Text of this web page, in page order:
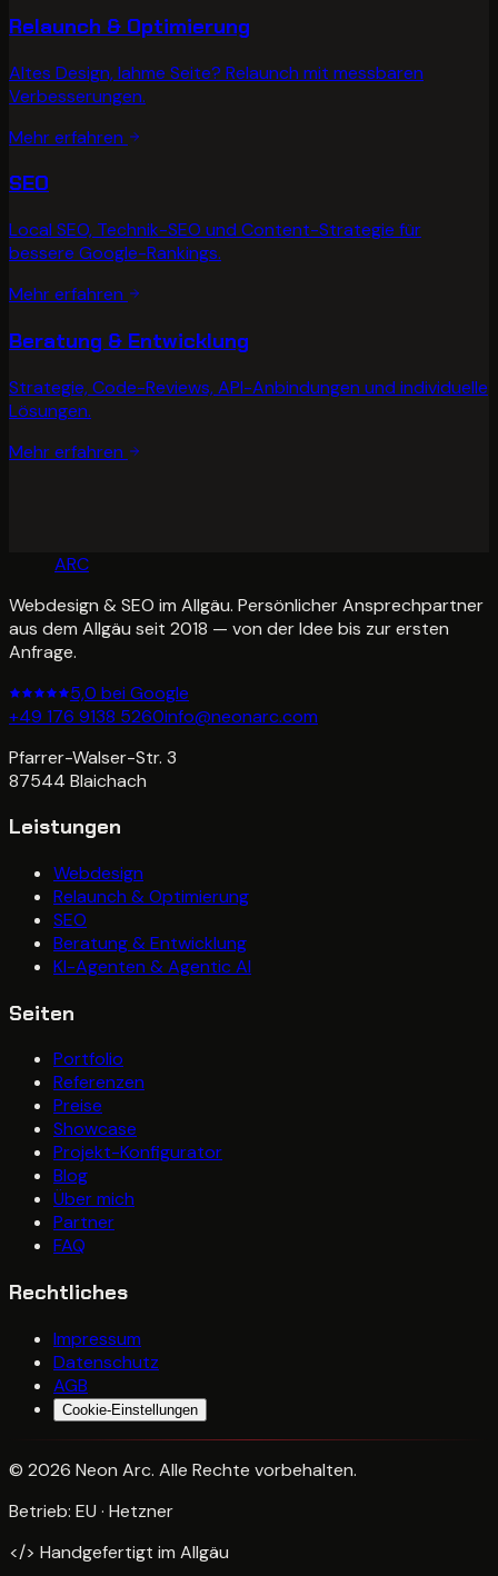
Relaunch & Optimierung
Altes Design, lahme Seite? Relaunch mit messbaren
Verbesserungen.
Mehr erfahren
SEO
Local SEO, Technik-SEO und Content-Strategie für
bessere Google-Rankings.
Mehr erfahren
Beratung & Entwicklung
Strategie, Code-Reviews, API-Anbindungen und individuelle
Lösungen.
Mehr erfahren
ARC
Webdesign & SEO im Allgäu. Persönlicher Ansprechpartner
aus dem Allgäu seit 2018 — von der Idee bis zur ersten
Anfrage.
5,0 bei Google
+49 176 9138 5260info@neonarc.com
Pfarrer-Walser-Str. 3
87544 Blaichach
Leistungen
Webdesign
Relaunch & Optimierung
SEO
Beratung & Entwicklung
KI-Agenten & Agentic AI
Seiten
Portfolio
Referenzen
Preise
Showcase
Projekt-Konfigurator
Blog
Über mich
Partner
FAQ
Rechtliches
Impressum
Datenschutz
AGB
Cookie-Einstellungen
© 2026 Neon Arc. Alle Rechte vorbehalten.
Betrieb: EU · Hetzner
</> Handgefertigt im Allgäu